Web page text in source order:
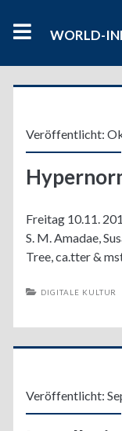
WORLD-
Veröffentlicht:
Freitag 10.11.
S. M. Amadae,
Tree, ca.tter &
DIGITALE KULTUR
Veröffentlicht: